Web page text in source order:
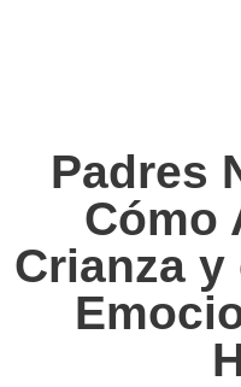
Padres
Cómo
Crianza